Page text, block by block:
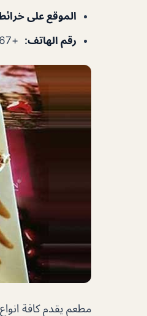
الموقع على
رقم الهاتف:
+97143308667
مطعم يقدم كافة